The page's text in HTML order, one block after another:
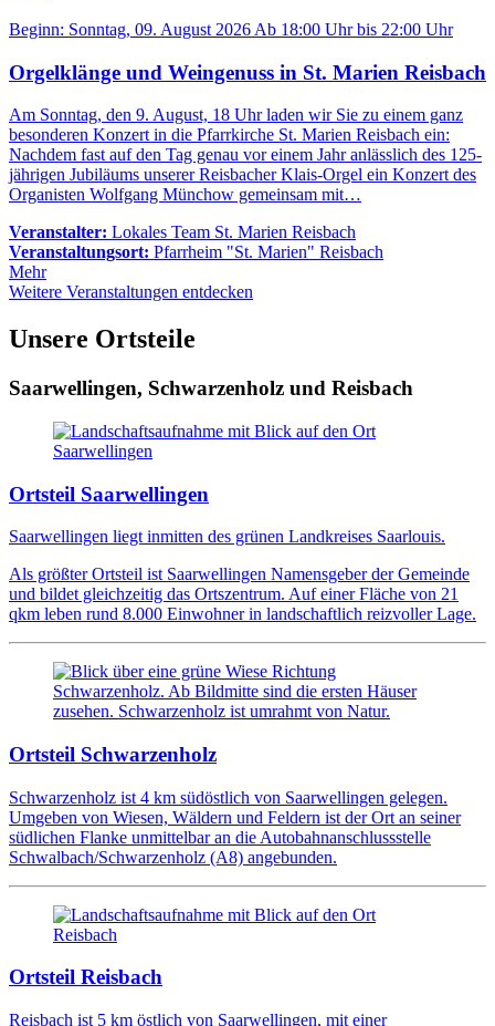
Beginn: Sonntag, 09. August 2026 Ab 18:00 Uhrbis 22:00 Uhr
Orgelklänge und Weingenuss in St. Marien Reisbach
Am Sonntag, den 9. August, 18 Uhr laden wir Sie zu einem ganz
besonderen Konzert in die Pfarrkirche St. Marien Reisbach ein:
Nachdem fast auf den Tag genau vor einem Jahr anlässlich des 125-
jährigen Jubiläums unserer Reisbacher Klais-Orgel ein Konzert des
Organisten Wolfgang Münchow gemeinsam mit…
Veranstalter: Lokales Team St. Marien Reisbach
Veranstaltungsort: Pfarrheim "St. Marien" Reisbach
Mehr
Weitere Veranstaltungen entdecken
Unsere Ortsteile
Saarwellingen, Schwarzenholz und Reisbach
Ortsteil Saarwellingen
Saarwellingen liegt inmitten des grünen Landkreises Saarlouis.
Als größter Ortsteil ist Saarwellingen Namensgeber der Gemeinde
und bildet gleichzeitig das Ortszentrum. Auf einer Fläche von 21
qkm leben rund 8.000 Einwohner in landschaftlich reizvoller Lage.
Ortsteil Schwarzenholz
Schwarzenholz ist 4 km südöstlich von Saarwellingen gelegen.
Umgeben von Wiesen, Wäldern und Feldern ist der Ort an seiner
südlichen Flanke unmittelbar an die Autobahnanschlussstelle
Schwalbach/Schwarzenholz (A8) angebunden.
Ortsteil Reisbach
Reisbach ist 5 km östlich von Saarwellingen, mit einer